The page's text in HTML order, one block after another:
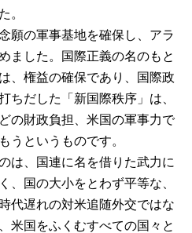
。
願の軍事基地を確保し、アラ
ました。国際正義の名のもと
、権益の確保であり、国際政
ちだした「新国際秩序」は、
の財政負担、米国の軍事力で
うというものです。
は、国連に名を借りた武力に
、国の大小をとわず平等な、
代遅れの対米追随外交ではな
米国をふくむすべての国々と